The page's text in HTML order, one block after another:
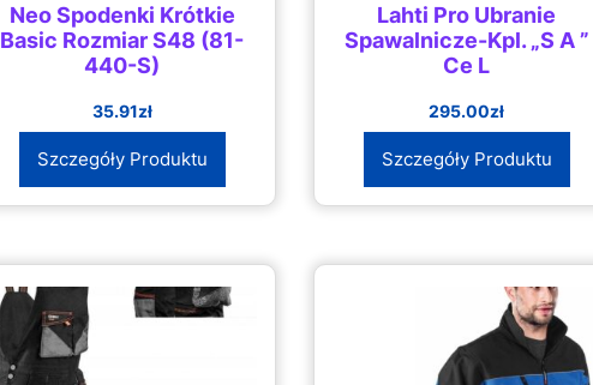
Neo Spodenki Krótkie
Basic Rozmiar S48 (81-
440-S)
35.91zł
Szczegóły Produktu
Lahti Pro Ubranie
Spawalnicze-Kpl. „S A ”
Ce L
295.00zł
Szczegóły Produktu